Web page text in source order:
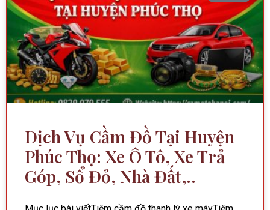
Dịch Vụ Cầm Đồ Tại Huyện
Phúc Thọ: Xe Ô Tô, Xe Trả
Góp, Sổ Đỏ, Nhà Đất,..